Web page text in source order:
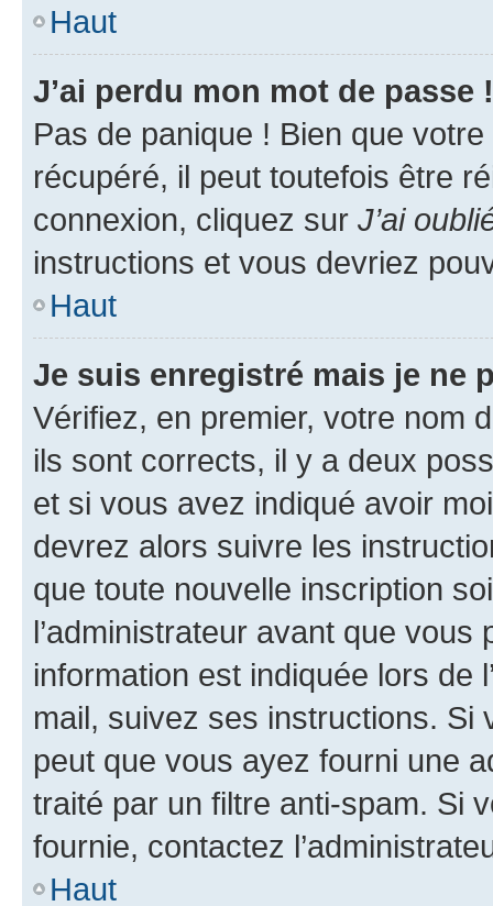
Haut
J’ai perdu mon mot de passe !
Pas de panique ! Bien que
récupéré, il peut toutefois être
connexion, cliquez sur J’ai
instructions et vous devriez
Haut
Je suis enregistré mais je ne
Vérifiez, en premier, votre nom
ils sont corrects, il y a deux
et si vous avez indiqué avoir
devrez alors suivre les
que toute nouvelle inscription
l’administrateur avant que
information est indiquée lors de
mail, suivez ses instructions. Si
peut que vous ayez fourni une
traité par un filtre anti-spam. Si
fournie, contactez
Haut